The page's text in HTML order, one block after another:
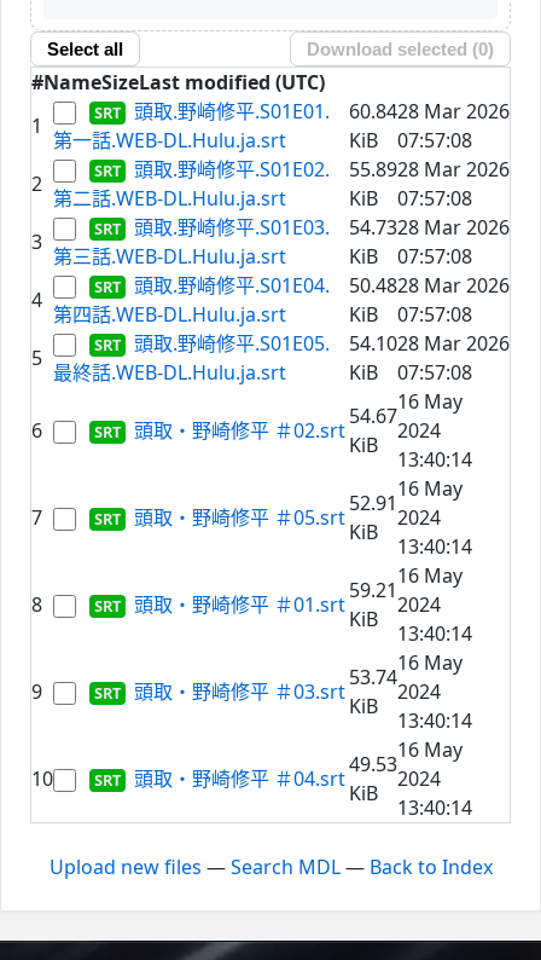
Select all Download selected (0)
#NameSizeLast modified (UTC)
1
頭取.野崎修平.S01E01.
第一話.WEB-DL.Hulu.ja.srt
60.84
KiB
28 Mar 2026
07:57:08
2
頭取.野崎修平.S01E02.
第二話.WEB-DL.Hulu.ja.srt
55.89
KiB
28 Mar 2026
07:57:08
3
頭取.野崎修平.S01E03.
第三話.WEB-DL.Hulu.ja.srt
54.73
KiB
28 Mar 2026
07:57:08
4
頭取.野崎修平.S01E04.
第四話.WEB-DL.Hulu.ja.srt
50.48
KiB
28 Mar 2026
07:57:08
5
頭取.野崎修平.S01E05.
最終話.WEB-DL.Hulu.ja.srt
54.10
KiB
28 Mar 2026
07:57:08
6 頭取・野崎修平 ＃02.srt
54.67
KiB
16 May
2024
13:40:14
7 頭取・野崎修平 ＃05.srt
52.91
KiB
16 May
2024
13:40:14
8 頭取・野崎修平 ＃01.srt
59.21
KiB
16 May
2024
13:40:14
9 頭取・野崎修平 ＃03.srt
53.74
KiB
16 May
2024
13:40:14
10 頭取・野崎修平 ＃04.srt
49.53
KiB
16 May
2024
13:40:14
Upload new files —Search MDL— Back to Index